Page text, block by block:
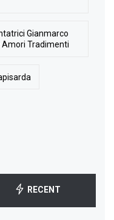
Gianmarco
Amori Tradimenti
RECENT